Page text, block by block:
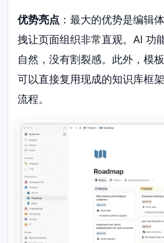
优势亮点 ：最大的优势是编辑
拽让页面组织非常直观。AI 功
自然，没有割裂感。此外，模
可以直接复用现成的知识库框
流程。